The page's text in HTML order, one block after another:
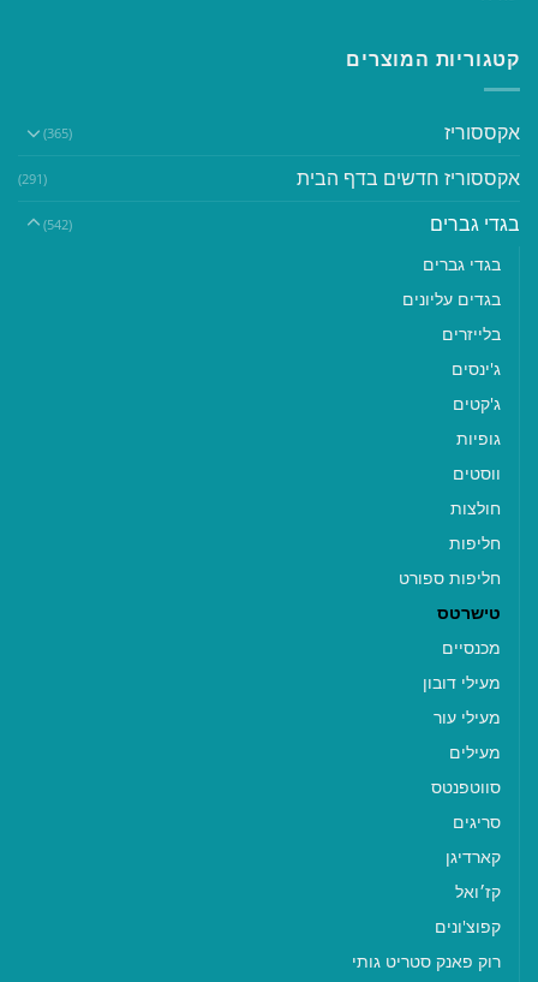
קטגוריות המוצרים
אקססוריז (365)
אקססוריז חדשים בדף הבית (291)
בגדי גברים (542)
בגדי גברים
בגדים עליונים
בלייזרים
ג'ינסים
ג'קטים
גופיות
ווסטים
חולצות
חליפות
חליפות ספורט
טישרטס
מכנסיים
מעילי דובון
מעילי עור
מעילים
סווטפנטס
סריגים
קארדיגן
קז׳ואל
קפוצ'ונים
רוק פאנק סטריט גותי